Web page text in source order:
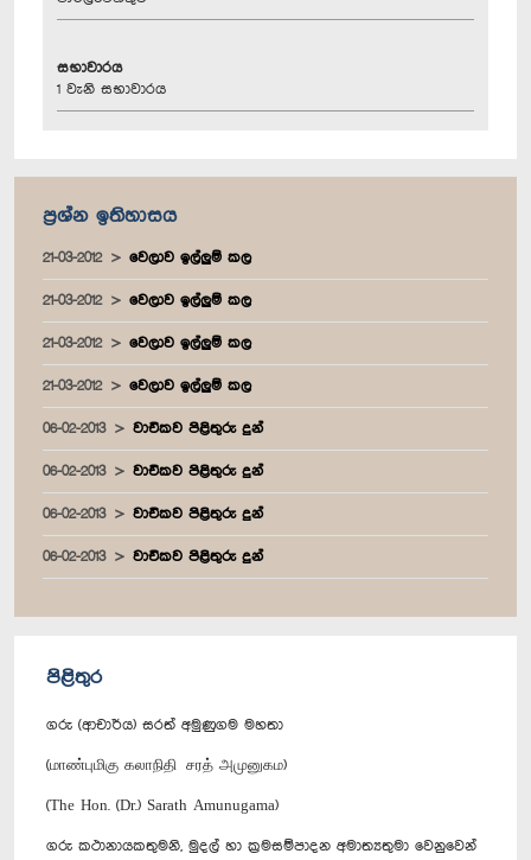
සභාවාරය
1 වැනි සභාවාරය
ප්‍රශ්න ඉතිහාසය
21-03-2012 වෙලාව ඉල්ලුම් කල
21-03-2012 වෙලාව ඉල්ලුම් කල
21-03-2012 වෙලාව ඉල්ලුම් කල
21-03-2012 වෙලාව ඉල්ලුම් කල
06-02-2013 වාචිකව පිළිතුරු දුන්
06-02-2013 වාචිකව පිළිතුරු දුන්
06-02-2013 වාචිකව පිළිතුරු දුන්
06-02-2013 වාචිකව පිළිතුරු දුන්
පිළිතුර
ගරු (ආචාර්ය) සරත් අමුණුගම මහතා
(மாண்புமிகு கலாநிதி சரத் அமுனுகம)
(The Hon. (Dr.) Sarath Amunugama)
ගරු කථානායකතුමනි, මුදල් හා ක්‍රමසම්පාදන අමාත්‍යතුමා වෙනුවෙන්